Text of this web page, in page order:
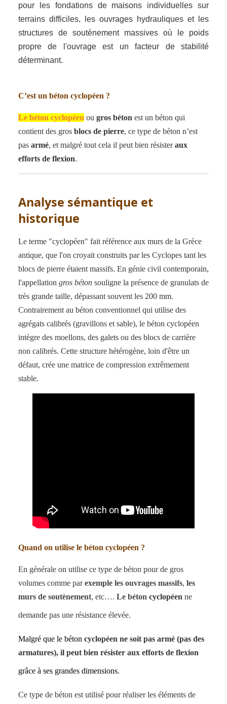
pour les fondations de maisons individuelles sur
terrains difficiles, les ouvrages hydrauliques et les
structures de soutènement massives où le poids
propre de l'ouvrage est un facteur de stabilité
déterminant.
C’est un béton cyclopéen ?
Le béton cyclopéen ou gros béton est un béton qui
contient des gros blocs de pierre, ce type de béton n’est
pas armé, et malgré tout cela il peut bien résisteraux
efforts de flexion.
Analyse sémantique et
historique
Le terme "cyclopéen" fait référence aux murs de la Grèce
antique, que l'on croyait construits par les Cyclopes tant les
blocs de pierre étaient massifs. En génie civil contemporain,
l'appellation gros béton souligne la présence de granulats de
très grande taille, dépassant souvent les 200 mm.
Contrairement au béton conventionnel qui utilise des
agrégats calibrés (gravillons et sable), le béton cyclopéen
intègre des moellons, des galets ou des blocs de carrière
non calibrés. Cette structure hétérogène, loin d'être un
défaut, crée une matrice de compression extrêmement
stable.
Quand on utilise le béton cyclopéen ?
En générale on utilise ce type de béton pour de gros
volumes comme parexemple les ouvrages massifs, les
murs de soutènement, etc…. Le béton cyclopéen ne
demande pas une résistance élevée.
Malgré que le béton cyclopéen ne soit pas armé (pas des
armatures), il peut bien résister aux efforts de flexion
grâce à ses grandes dimensions.
Ce type de béton est utilisé pour réaliser les éléments de